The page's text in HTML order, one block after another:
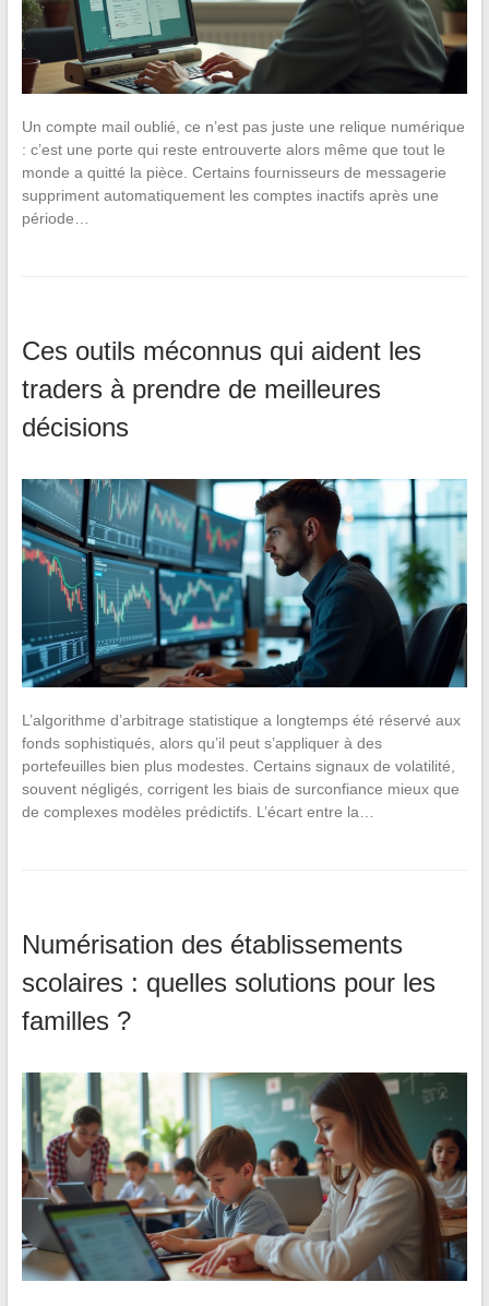
Un compte mail oublié, ce n’est pas juste une relique numérique
: c’est une porte qui reste entrouverte alors même que tout le
monde a quitté la pièce. Certains fournisseurs de messagerie
suppriment automatiquement les comptes inactifs après une
période…
Ces outils méconnus qui aident les
traders à prendre de meilleures
décisions
L’algorithme d’arbitrage statistique a longtemps été réservé aux
fonds sophistiqués, alors qu’il peut s’appliquer à des
portefeuilles bien plus modestes. Certains signaux de volatilité,
souvent négligés, corrigent les biais de surconfiance mieux que
de complexes modèles prédictifs. L’écart entre la…
Numérisation des établissements
scolaires : quelles solutions pour les
familles ?